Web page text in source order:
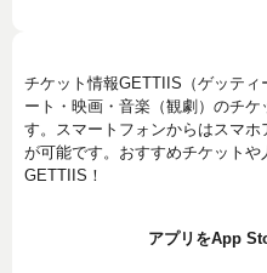
チケット情報GETTIIS（ゲッテ
ート・映画・音楽（観劇）のチ
す。スマートフォンからはスマ
が可能です。おすすめチケット
GETTIIS！
アプリをApp